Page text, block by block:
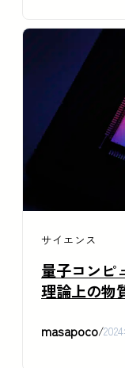
サイエンス
量子コンピ
理論上の物
masapoco/